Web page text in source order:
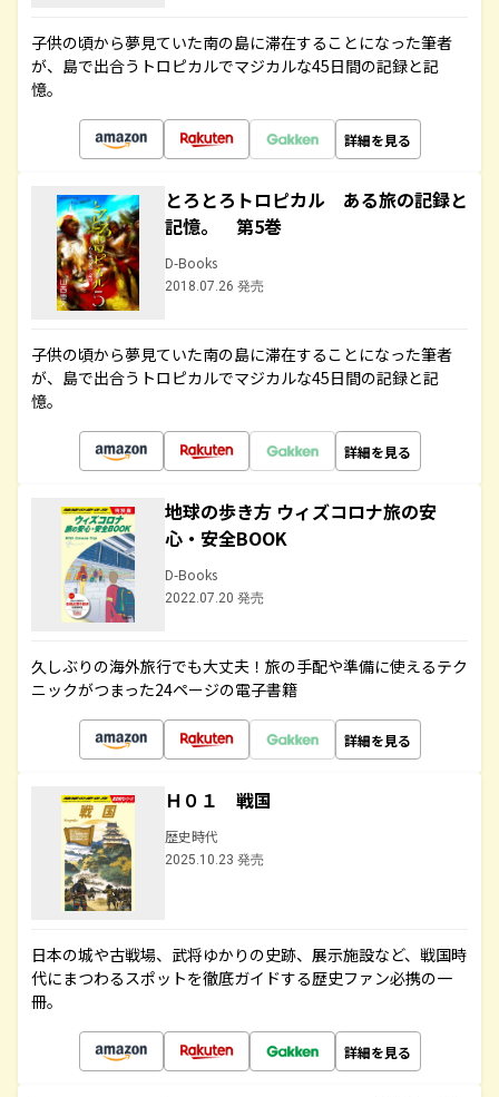
子供の頃から夢見ていた南の島に滞在することになった筆者
が、島で出合うトロピカルでマジカルな45日間の記録と記
憶。
詳細を見る
とろとろトロピカル ある旅の記録と
記憶。 第5巻
D-Books
2018.07.26 発売
子供の頃から夢見ていた南の島に滞在することになった筆者
が、島で出合うトロピカルでマジカルな45日間の記録と記
憶。
詳細を見る
地球の歩き方 ウィズコロナ旅の安
心・安全BOOK
D-Books
2022.07.20 発売
久しぶりの海外旅行でも大丈夫！旅の手配や準備に使えるテク
ニックがつまった24ページの電子書籍
詳細を見る
Ｈ０１ 戦国
歴史時代
2025.10.23 発売
日本の城や古戦場、武将ゆかりの史跡、展示施設など、戦国時
代にまつわるスポットを徹底ガイドする歴史ファン必携の一
冊。
詳細を見る